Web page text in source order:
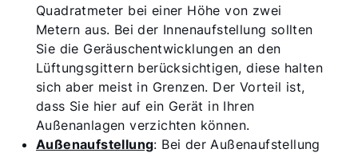
Quadratmeter bei einer Höhe von zwei
Metern aus. Bei der Innenaufstellung sollten
Sie die Geräuschentwicklungen an den
Lüftungsgittern berücksichtigen, diese halten
sich aber meist in Grenzen. Der Vorteil ist,
dass Sie hier auf ein Gerät in Ihren
Außenanlagen verzichten können.
Außenaufstellung: Bei der Außenaufstellung